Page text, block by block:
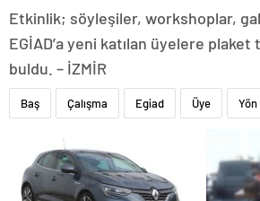
Etkinlik; söyleşiler, workshoplar,
EGİAD’a yeni katılan üyelere
buldu. – İZMİR
Baş Çalışma Egiad Üye Yön